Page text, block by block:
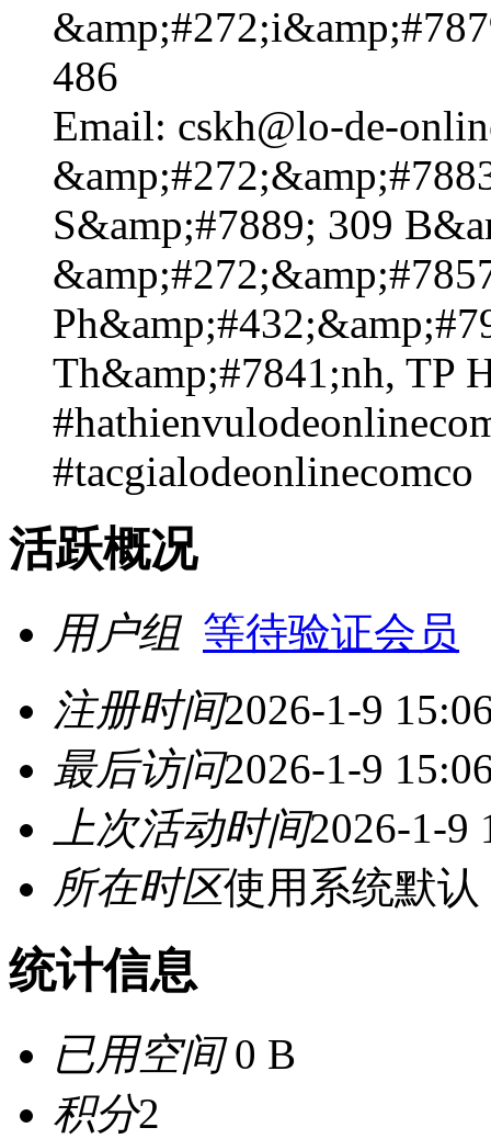
486
Email: cskh@lo-de-
S&amp;#7889; 309
Th&amp;#7841;nh, TP
#tacgialodeonlinecomco
活跃概况
用户组 等待验证会员
注册时间2026-1-9
最后访问2026-1-9
上次活动时间2026-1-9
所在时区使用系统默认
统计信息
已用空间0 B
积分2